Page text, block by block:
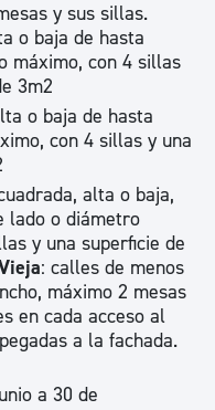
y sus sillas.
o baja de hasta
máximo, con 4 sillas
3m2
o baja de hasta
con 4 sillas y una
alta o baja,
lado o diámetro
y una superficie de
: calles de menos
máximo 2 mesas
en cada acceso al
a la fachada.
a 30 de